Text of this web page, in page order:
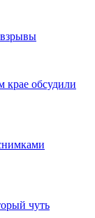
крае обсудили
чуть